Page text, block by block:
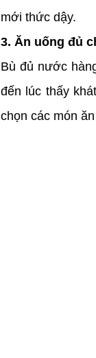
mới thức dậy.
3. Ăn uống đủ
Bù đủ nước
đến lúc thấy
chọn các món